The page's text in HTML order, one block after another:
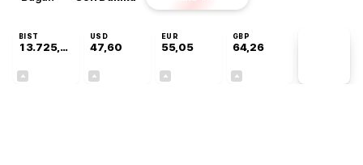
BIST
13.725,19
USD
47,60
EUR
55,05
GBP
64,26